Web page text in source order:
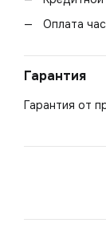
Оплата
Гарантия
Гарантия от